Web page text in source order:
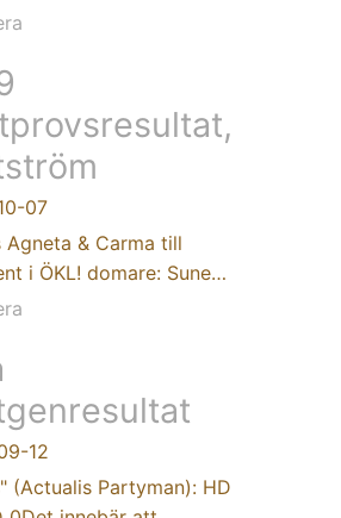
07
Agneta & Carma till
i ÖKL! domare: Sune…
12
(Actualis Partyman): HD